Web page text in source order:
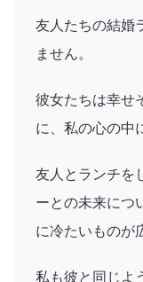
友人たちの結婚
ません。
彼女たちは幸せ
に、私の心の中
友人とランチを
ーとの未来につ
に冷たいものが
私も彼と同じよ